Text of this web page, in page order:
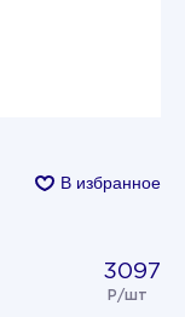
В избранное
3097
Р/шт